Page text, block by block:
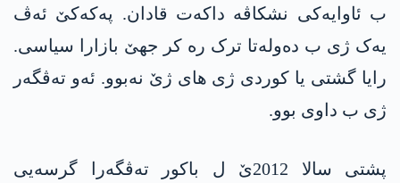
ب ئاوایەکی نشکاڤە داکەت قادان. په‌كه‌كێ ئەڤ
یەک ژی ب دەولەتا ترک رە کر جهێ بازارا سیاسی.
رایا گشتی یا کوردی ژی های ژێ نەبوو. ئەو تەڤگەر
ژی ب داوی بوو.
پشتی سالا 2012ێ ل باکور تەڤگەرا گرسەیی